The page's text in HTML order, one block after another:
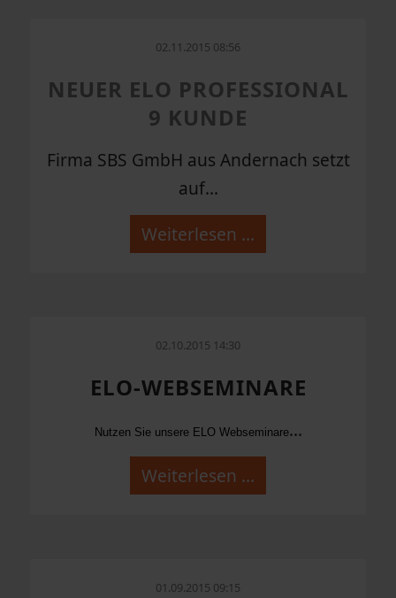
02.11.2015 08:56
NEUER ELO PROFESSIONAL
9 KUNDE
Firma SBS GmbH aus Andernach setzt
auf...
Weiterlesen …
02.10.2015 14:30
ELO-WEBSEMINARE
Nutzen Sie unsere ELO Webseminare...
Weiterlesen …
01.09.2015 09:15